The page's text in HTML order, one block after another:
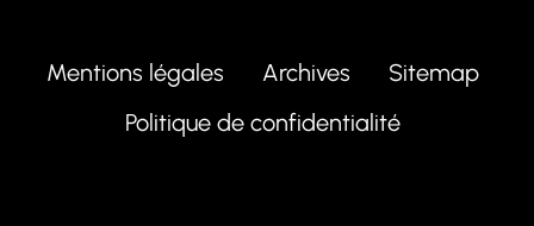
Mentions légales Archives
Sitemap
Politique de confidentialité